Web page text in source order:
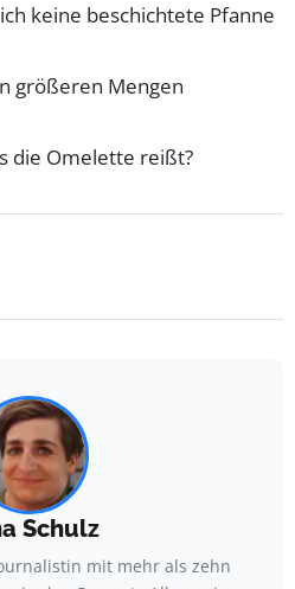
keine beschichtete Pfanne
größeren Mengen
die Omelette reißt?
Schulz
mit mehr als zehn